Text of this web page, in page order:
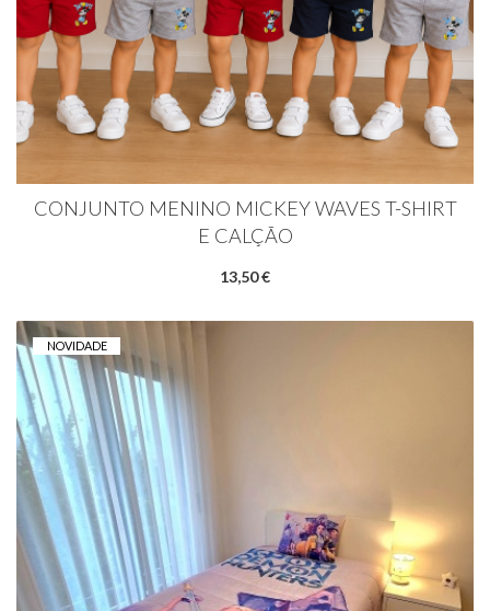
CONJUNTO MENINO MICKEY WAVES T-SHIRT
E CALÇÃO
13,50 €
NOVIDADE